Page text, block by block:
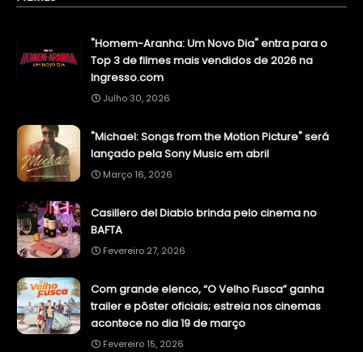
"Homem-Aranha: Um Novo Dia" entra para o
Top 3 de filmes mais vendidos de 2026 na
Ingresso.com
Julho 30, 2026
"Michael: Songs from the Motion Picture" será
lançado pela Sony Music em abril
Março 16, 2026
Casillero del Diablo brinda pelo cinema no
BAFTA
Fevereiro 27, 2026
Com grande elenco, “O Velho Fusca” ganha
trailer e pôster oficiais; estreia nos cinemas
acontece no dia 19 de março
Fevereiro 15, 2026